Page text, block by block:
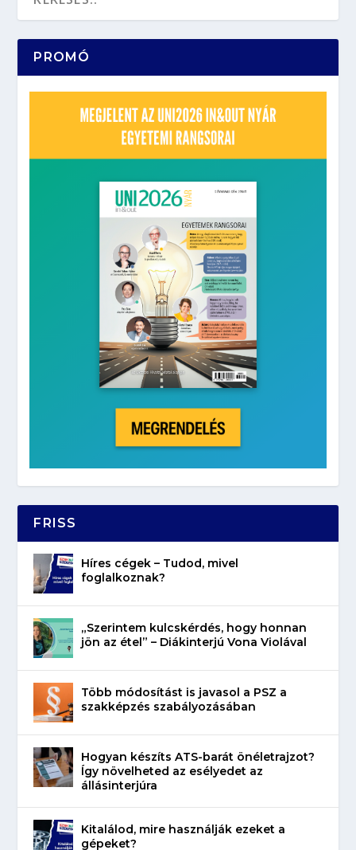
PROMÓ
FRISS
Híres cégek – Tudod, mivel
foglalkoznak?
„Szerintem kulcskérdés, hogy honnan
jön az étel” – Diákinterjú Vona Violával
Több módosítást is javasol a PSZ a
szakképzés szabályozásában
Hogyan készíts ATS-barát önéletrajzot?
Így növelheted az esélyedet az
állásinterjúra
Kitalálod, mire használják ezeket a
gépeket?